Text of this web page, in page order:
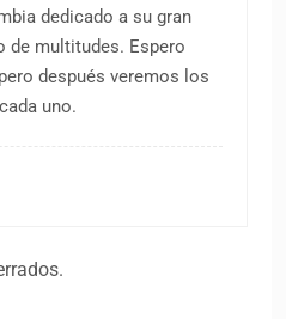
dedicado a su gran
de multitudes. Espero
después veremos los
uno.